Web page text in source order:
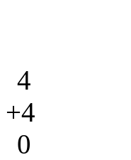
4
+4
0